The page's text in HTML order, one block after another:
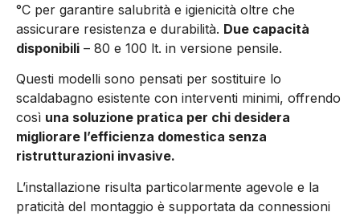
°C per garantire salubrità e igienicità oltre che
assicurare resistenza e durabilità. Due capacità
disponibili – 80 e 100 lt. in versione pensile.
Questi modelli sono pensati per sostituire lo
scaldabagno esistente con interventi minimi, offrendo
così una soluzione pratica per chi desidera
migliorare l’efficienza domestica senza
ristrutturazioni invasive.
L’installazione risulta particolarmente agevole e la
praticità del montaggio è supportata da connessioni